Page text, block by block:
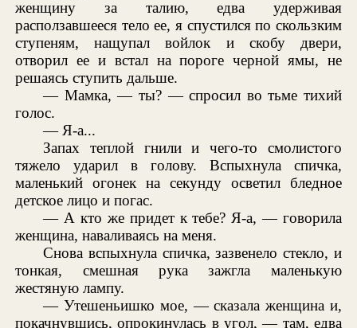
женщину за талию, едва удерживая
расползавшееся тело ее, я спустился по скользким
ступеням, нащупал войлок и скобу двери,
отворил ее и встал на пороге черной ямы, не
решаясь ступить дальше.
— Мамка, — ты? — спросил во тьме тихий
голос.
— Я-а...
Запах теплой гнили и чего-то смолистого
тяжело ударил в голову. Вспыхнула спичка,
маленький огонек на секунду осветил бледное
детское лицо и погас.
— А кто же придет к тебе? Я-а, — говорила
женщина, наваливаясь на меня.
Снова вспыхнула спичка, зазвенело стекло, и
тонкая, смешная рука зажгла маленькую
жестяную лампу.
— Утешеньишко мое, — сказала женщина и,
покачнувшись, опрокинулась в угол, — там, едва